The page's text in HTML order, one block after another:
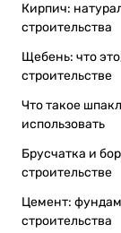
Кирпич:
строительства
Щебень: что
строительстве
Что такое
использовать
Брусчатка и
строительстве
Цемент:
строительства